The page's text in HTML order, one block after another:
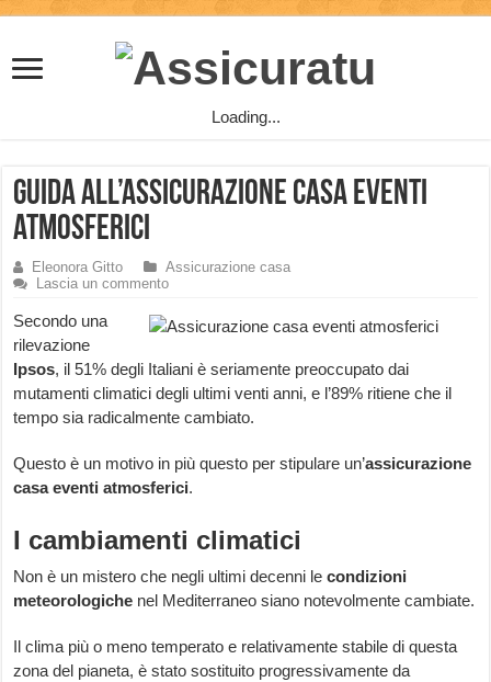
Loading...
Guida all’Assicurazione casa eventi
atmosferici
Eleonora Gitto
Assicurazione casa
Lascia un commento
Secondo una
rilevazione
Ipsos, il 51% degli Italiani è seriamente preoccupato dai
mutamenti climatici degli ultimi venti anni, e l’89% ritiene che il
tempo sia radicalmente cambiato.
Questo è un motivo in più questo per stipulare un’assicurazione
casa eventi atmosferici.
I cambiamenti climatici
Non è un mistero che negli ultimi decenni lecondizioni
meteorologiche nel Mediterraneo siano notevolmente cambiate.
Il clima più o meno temperato e relativamente stabile di questa
zona del pianeta, è stato sostituito progressivamente da